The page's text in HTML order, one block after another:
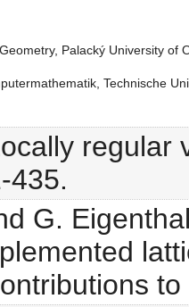
Palacký University
Technische
regular
435.
G.